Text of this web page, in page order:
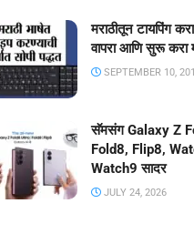
मराठीतून टायपिंग
वापरा आणि सुरू करा
SEPTEMBER 10,
सॅमसंग Galaxy Z
Fold8, Flip8,
Watch9 सादर
JULY 24, 2026